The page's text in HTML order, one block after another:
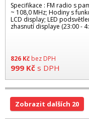
Specifikace : FM radio s
~ 108,0 MHz; Hodiny s
LCD display; LED
zhasnutí displaye (23:00 -
826 Kč bez DPH
999 Kč s DPH
Zobrazit dalších 20